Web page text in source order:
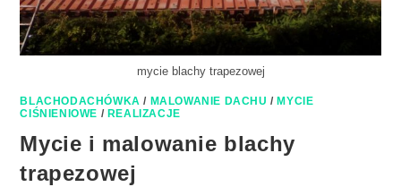
mycie blachy trapezowej
BLACHODACHÓWKA / MALOWANIE DACHU / MYCIE
CIŚNIENIOWE / REALIZACJE
Mycie i malowanie blachy
trapezowej